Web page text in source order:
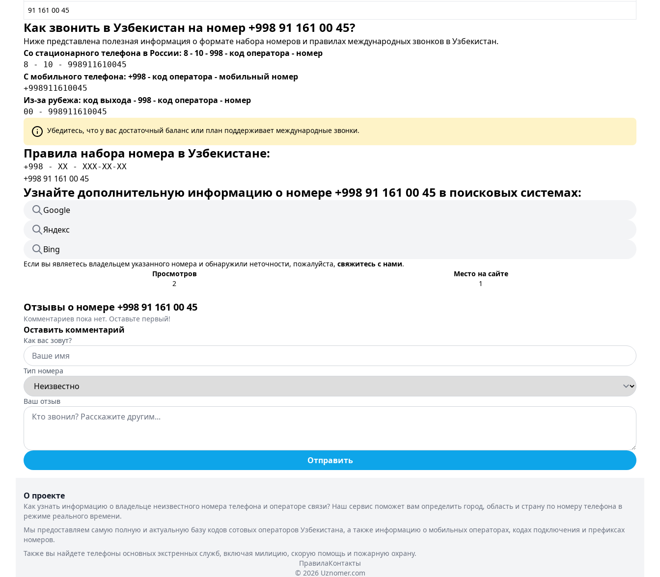
91 161 00 45
Как звонить в Узбекистан на номер +998 91 161 00 45?
Ниже представлена полезная информация о формате набора номеров и правилах международных звонков в Узбекистан.
Со стационарного телефона в России: 8 - 10 - 998 - код оператора - номер
8 - 10 - 998911610045
С мобильного телефона: +998 - код оператора - мобильный номер
+998911610045
Из-за рубежа: код выхода - 998 - код оператора - номер
00 - 998911610045
Убедитесь, что у вас достаточный баланс или план поддерживает международные звонки.
Правила набора номера в Узбекистане:
+998 - XX - XXX-XX-XX
+998 91 161 00 45
Узнайте дополнительную информацию о номере +998 91 161 00 45 в поисковых системах:
Google
Яндекс
Bing
Если вы являетесь владельцем указанного номера и обнаружили неточности, пожалуйста, свяжитесь с нами.
Просмотров
2
Место на сайте
1
Отзывы о номере +998 91 161 00 45
Комментариев пока нет. Оставьте первый!
Оставить комментарий
Как вас зовут?
Тип номера
Ваш отзыв
Отправить
О проекте
Как узнать информацию о владельце неизвестного номера телефона и операторе связи? Наш сервис поможет вам определить город, область и страну по номеру телефона в
режиме реального времени.
Мы предоставляем самую полную и актуальную базу кодов сотовых операторов Узбекистана, а также информацию о мобильных операторах, кодах подключения и префиксах
номеров.
Также вы найдете телефоны основных экстренных служб, включая милицию, скорую помощь и пожарную охрану.
ПравилаКонтакты
© 2026 Uznomer.com